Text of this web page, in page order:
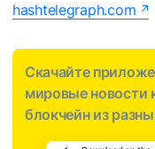
hashtelegraph.com
Скачайте
мировые новости
блокчейн из